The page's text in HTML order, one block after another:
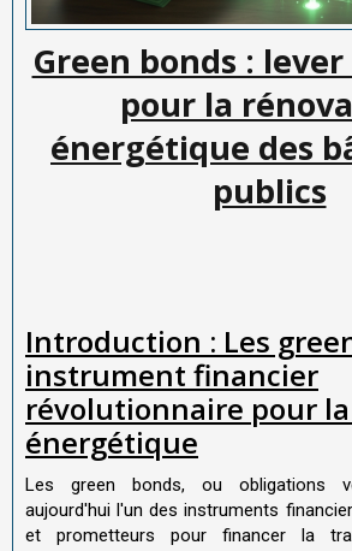
Green bonds :
pour la
énergétique des
publics
Introduction : Les
instrument financier
révolutionnaire pour
énergétique
Les green bonds, ou obligations
aujourd'hui l'un des instruments
et prometteurs pour financer la